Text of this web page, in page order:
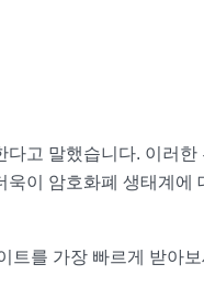
다고 말했습니다. 이러한
욱이 암호화폐 생태계에
트를 가장 빠르게 받아